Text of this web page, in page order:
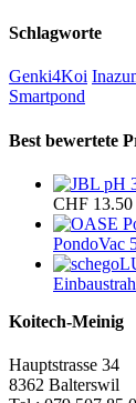
Schlagworte
Genki4Koi
Smartpond
Best bewertete
CHF 13.50
PondoVac
Koitech-Meinig
Hauptstrasse 34
8362 Balterswil